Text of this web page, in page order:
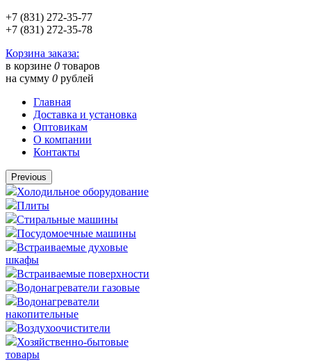
+7 (831) 272-35-77
+7 (831) 272-35-78
Корзина заказа:
в корзине 0 товаров
на сумму 0 рублей
Главная
Доставка и установка
Оптовикам
О компании
Контакты
Previous
Холодильное оборудование
Плиты
Стиральные машины
Посудомоечные машины
Встраиваемые духовые
шкафы
Встраиваемые поверхности
Водонагреватели газовые
Водонагреватели
накопительные
Воздухоочистители
Хозяйственно-бытовые
товары